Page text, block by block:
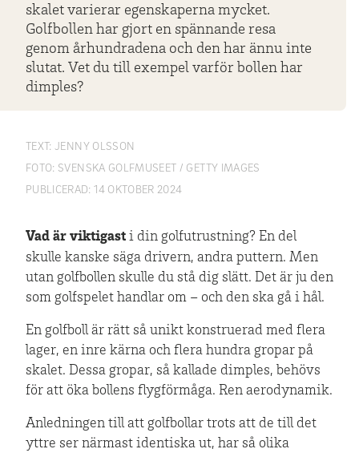
skalet varierar egenskaperna mycket.
Golfbollen har gjort en spännande resa
genom århundradena och den har ännu inte
slutat. Vet du till exempel varför bollen har
dimples?
TEXT:JENNY OLSSON
FOTO: SVENSKA GOLFMUSEET / GETTY IMAGES
PUBLICERAD:14 OKTOBER 2024
Vad är viktigast i din golfutrustning? En del
skulle kanske säga drivern, andra puttern. Men
utan golfbollen skulle du stå dig slätt. Det är ju den
som golfspelet handlar om – och den ska gå i hål.
En golfboll är rätt så unikt konstruerad med flera
lager, en inre kärna och flera hundra gropar på
skalet. Dessa gropar, så kallade dimples, behövs
för att öka bollens flygförmåga. Ren aerodynamik.
Anledningen till att golfbollar trots att de till det
yttre ser närmast identiska ut, har så olika